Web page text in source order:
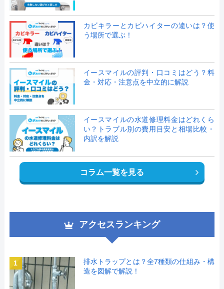
カビキラーとカビハイターの違いは？使
う場所で選ぶ！
イースマイルの評判・口コミはどう？料
金・対応・注意点を中立的に解説
イースマイルの水道修理料金はどれくら
い？トラブル別の費用目安と相場比較・
内訳を解説
コラム一覧を見る
アクセスランキング
1
排水トラップとは？全7種類の仕組み・構
造を図解で解説！